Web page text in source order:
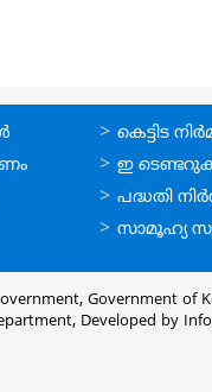
ഓണ്‍ലൈന്‍
കെട്ടിട
ഇ
പദ്ധതി
സാമൂഹ്യ
Government of
Developed by